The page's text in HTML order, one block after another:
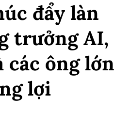
đẩy làn
trưởng AI,
các ông lớn
lợi